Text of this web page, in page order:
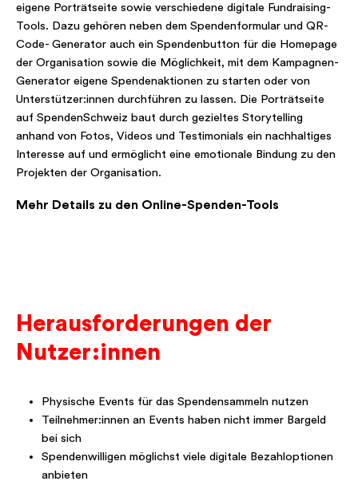
eigene Porträtseite sowie verschiedene digitale Fundraising-
Tools. Dazu gehören neben dem Spendenformular und QR-
Code- Generator auch ein Spendenbutton für die Homepage
der Organisation sowie die Möglichkeit, mit dem Kampagnen-
Generator eigene Spendenaktionen zu starten oder von
Unterstützer:innen durchführen zu lassen. Die Porträtseite
auf SpendenSchweiz baut durch gezieltes Storytelling
anhand von Fotos, Videos und Testimonials ein nachhaltiges
Interesse auf und ermöglicht eine emotionale Bindung zu den
Projekten der Organisation.
Mehr Details zu den Online-Spenden-Tools
Herausforderungen der
Nutzer:innen
Physische Events für das Spendensammeln nutzen
Teilnehmer:innen an Events haben nicht immer Bargeld
bei sich
Spendenwilligen möglichst viele digitale Bezahloptionen
anbieten